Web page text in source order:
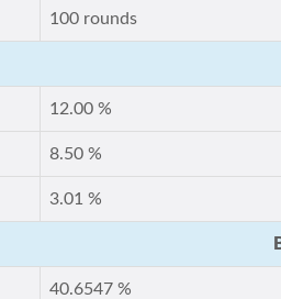
100 rounds
12.00 %
8.50 %
3.01 %
40.6547 %